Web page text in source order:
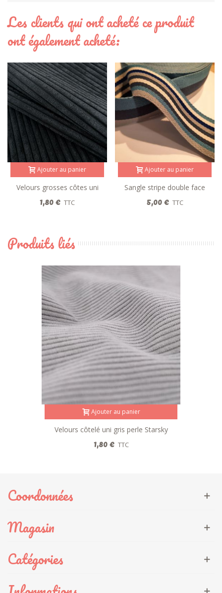
Les clients qui ont acheté ce produit
ont également acheté:
Ajouter au panier
Velours grosses côtes uni
noir
1,80 € TTC
Ajouter au panier
Sangle stripe double face
bleu
5,00 € TTC
Produits liés
Ajouter au panier
Velours côtelé uni gris perle Starsky
1,80 € TTC
Coordonnées
Magasin
Catégories